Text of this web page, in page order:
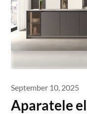
September 10, 2025
Aparatele